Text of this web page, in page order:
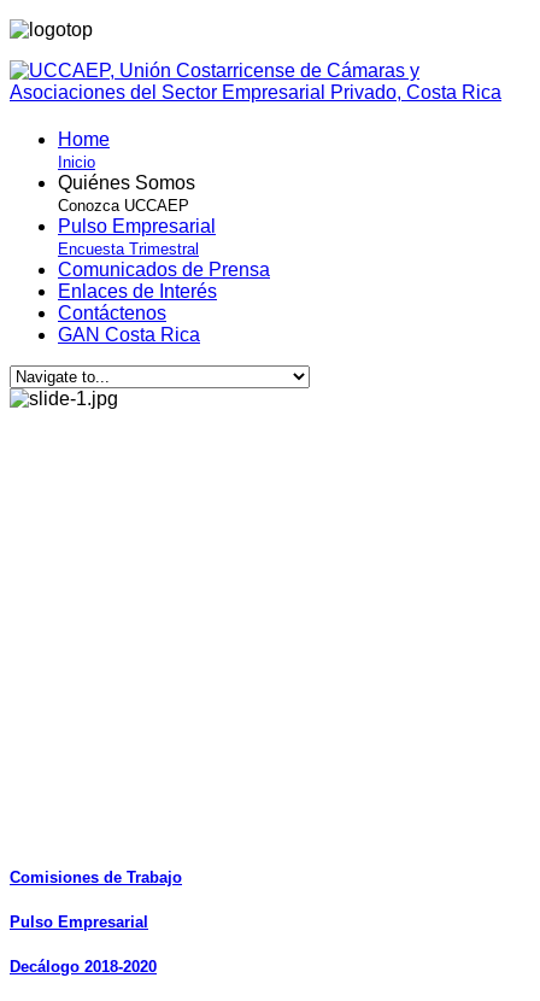
Home
Inicio
Quiénes Somos
Conozca UCCAEP
Pulso Empresarial
Encuesta Trimestral
Comunicados de Prensa
Enlaces de Interés
Contáctenos
GAN Costa Rica
Comisiones de Trabajo
Pulso Empresarial
Decálogo 2018-2020